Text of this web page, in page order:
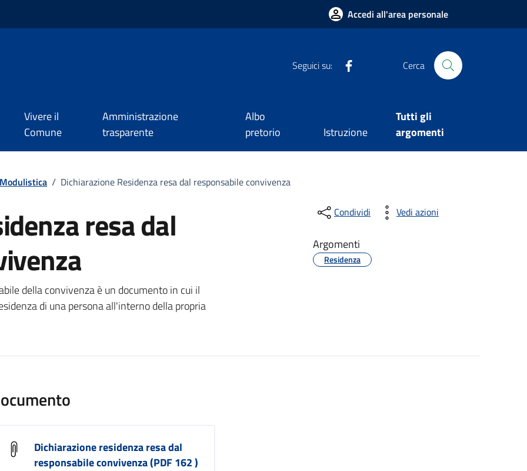
Accedi all'area personale
Seguici su: Cerca
Vivere il
Comune
Amministrazione
trasparente
Albo
pretorio
Istruzione
Tutti gli
argomenti
Modulistica / Dichiarazione Residenza resa dal responsabile convivenza
resa dal
della convivenza è un documento in cui il
di una persona all'interno della propria
Condividi Vedi azioni
Argomenti
Residenza
Dichiarazione residenza resa dal
responsabile convivenza (PDF 162 )